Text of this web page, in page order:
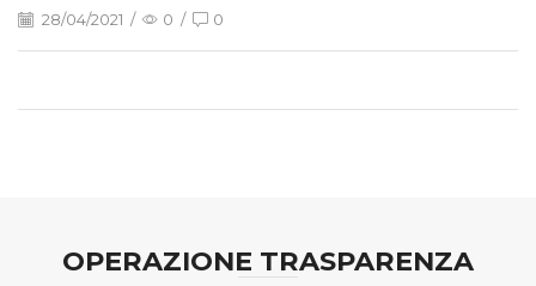
28/04/2021 / 0 / 0
OPERAZIONE TRASPARENZA